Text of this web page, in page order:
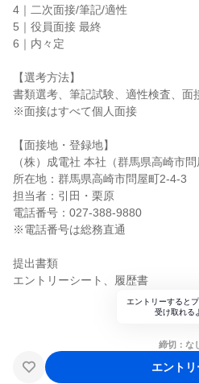
4｜二次面接/筆記/適性
5｜役員面接 最終
6｜内々定
【選考方法】
書類選考、筆記試験、適性検査、面
※面接はすべて個人面接
【面接地・登録地】
（株）成電社 本社（群馬県高崎市問
所在地：群馬県高崎市問屋町2-4-3
担当者：引田・栗原
電話番号：027-388-9880
※電話番号は総務直通
提出書類
エントリーシート、履歴書
エントリーすると
受け取れる
締切：な
エント